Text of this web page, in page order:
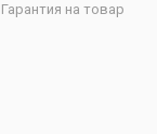
Гарантия на товар